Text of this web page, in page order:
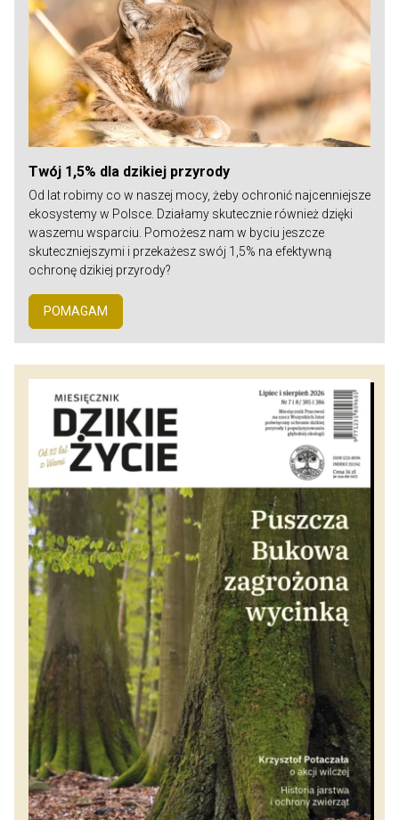
Twój 1,5% dla dzikiej przyrody
Od lat robimy co w naszej mocy, żeby ochronić najcenniejsze
ekosystemy w Polsce. Działamy skutecznie również dzięki
waszemu wsparciu. Pomożesz nam w byciu jeszcze
skuteczniejszymi i przekażesz swój 1,5% na efektywną
ochronę dzikiej przyrody?
POMAGAM